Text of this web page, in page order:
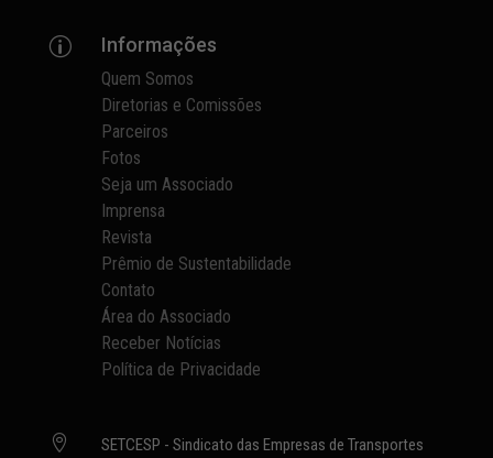
p Informações
Quem Somos
Diretorias e Comissões
Parceiros
Fotos
Seja um Associado
Imprensa
Revista
Prêmio de Sustentabilidade
Contato
Área do Associado
Receber Notícias
Política de Privacidade

SETCESP - Sindicato das Empresas de Transportes